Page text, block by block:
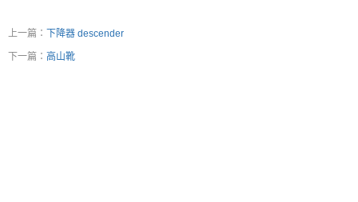
上一篇： 下降器 descender
下一篇： 高山靴